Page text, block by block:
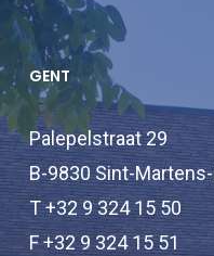
GENT
Palepelstraat 29
B-9830 Sint-
T +32 9 324 15 50
F +32 9 324 15 51